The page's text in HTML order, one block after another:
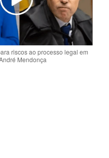
riscos ao processo legal em
Mendonça